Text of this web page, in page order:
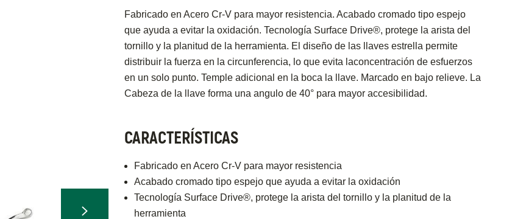
Fabricado en Acero Cr-V para mayor resistencia. Acabado cromado tipo espejo
que ayuda a evitar la oxidación. Tecnología Surface Drive®, protege la arista del
tornillo y la planitud de la herramienta. El diseño de las llaves estrella permite
distribuir la fuerza en la circunferencia, lo que evita laconcentración de esfuerzos
en un solo punto. Temple adicional en la boca la llave. Marcado en bajo relieve. La
Cabeza de la llave forma una angulo de 40° para mayor accesibilidad.
CARACTERÍSTICAS
Fabricado en Acero Cr-V para mayor resistencia
Acabado cromado tipo espejo que ayuda a evitar la oxidación
Tecnología Surface Drive®, protege la arista del tornillo y la planitud de la
herramienta